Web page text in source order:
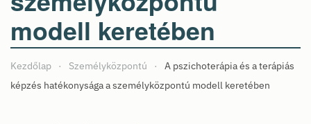
modell keretében
Kezdőlap Személyközpontú
A pszichoterápia és a terápiás
képzés hatékonysága a személyközpontú modell keretében